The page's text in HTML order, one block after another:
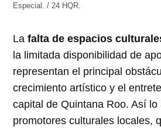
Especial. / 24 HQR.
Lafalta de espacios
la limitada disponibilidad de
representan el principal
crecimiento artístico y el
capital de Quintana Roo. Así lo
promotores culturales locales,